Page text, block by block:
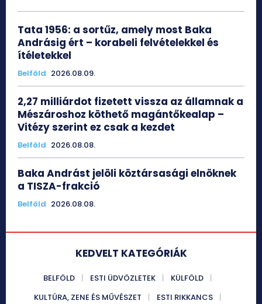
Tata 1956: a sortűz, amely most Baka
Andrásig ért – korabeli felvételekkel és
ítéletekkel
Belföld 2026.08.09.
2,27 milliárdot fizetett vissza az államnak a
Mészároshoz köthető magántőkealap –
Vitézy szerint ez csak a kezdet
Belföld 2026.08.08.
Baka Andrást jelöli köztársasági elnöknek
a TISZA-frakció
Belföld 2026.08.08.
KEDVELT KATEGÓRIÁK
BELFÖLD ESTI ÜDVÖZLETEK
KÜLFÖLD
KULTÚRA, ZENE ÉS MŰVÉSZET
ESTI RIKKANCS